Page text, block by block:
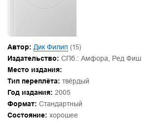
Автор: Дик Филип (15)
Издательство: СПб.: Амфора, Ред Фиш
Место издания:
Тип переплёта: твёрдый
Год издания: 2005
Формат: Стандартный
Состояние: хорошее